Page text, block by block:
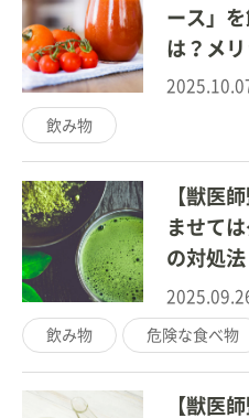
ース」
は？メリ
飲み物
【獣医
ませて
の対処
飲み物 危険な食べ物
【獣医